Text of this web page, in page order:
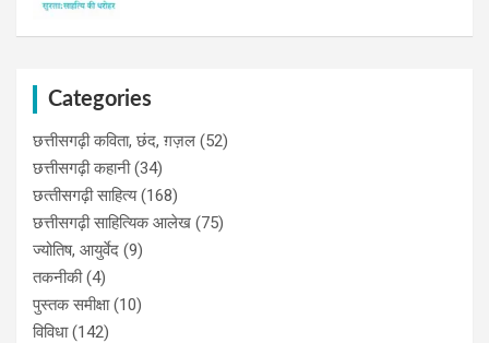
Categories
छत्तीसगढ़ी कविता, छंद, ग़ज़ल (52)
छत्तीसगढ़ी कहानी(34)
छत्‍तीसगढ़ी साहित्‍य(168)
छत्तीसगढ़ी साहित्यिक आलेख (75)
ज्योतिष, आयुर्वेद (9)
तकनीकी(4)
पुस्‍तक समीक्षा(10)
विविधा(142)